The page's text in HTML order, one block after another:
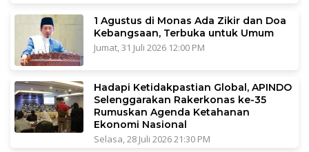
1 Agustus di Monas Ada Zikir dan Doa
Kebangsaan, Terbuka untuk Umum
Jumat, 31 Juli 2026 12:00 PM
Hadapi Ketidakpastian Global, APINDO
Selenggarakan Rakerkonas ke-35
Rumuskan Agenda Ketahanan
Ekonomi Nasional
Selasa, 28 Juli 2026 21:30 PM